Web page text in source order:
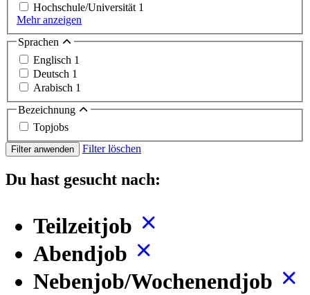
Hochschule/Universität 1
Mehr anzeigen
Sprachen
Englisch 1
Deutsch 1
Arabisch 1
Bezeichnung
Topjobs
Filter anwenden Filter löschen
Du hast gesucht nach:
Teilzeitjob
Abendjob
Nebenjob/Wochenendjob